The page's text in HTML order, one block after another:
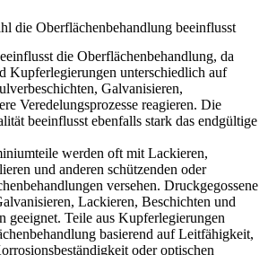
die Oberflächenbehandlung beeinflusst
die Oberflächenbehandlung, da
Kupferlegierungen unterschiedlich auf
Galvanisieren,
Veredelungsprozesse reagieren. Die
beeinflusst ebenfalls stark das endgültige
werden oft mit Lackieren,
und anderen schützenden oder
versehen. Druckgegossene
Lackieren, Beschichten und
geeignet. Teile aus Kupferlegierungen
basierend auf Leitfähigkeit,
oder optischen